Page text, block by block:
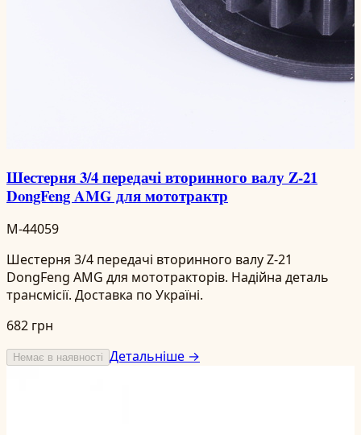
Шестерня 3/4 передачі вторинного валу Z-21
DongFeng AMG для мототрактр
M-44059
Шестерня 3/4 передачі вторинного валу Z-21
DongFeng AMG для мототракторів. Надійна деталь
трансмісії. Доставка по Україні.
682 грн
Немає в наявності Детальніше →